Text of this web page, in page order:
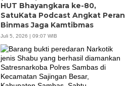
HUT Bhayangkara ke-80,
SatuKata Podcast Angkat Peran
Binmas Jaga Kamtibmas
Juli 5, 2026 | 09:07 WIB